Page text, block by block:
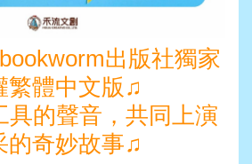
出版社獨家
繁體中文版 ♫
具的聲音，共同上演
的奇妙故事♫